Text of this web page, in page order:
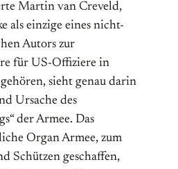
Martin van Creveld,
als einzige eines nicht-
Autors zur
für US-Offiziere in
sieht genau darin
Ursache des
der Armee. Das
Organ Armee, zum
Schützen geschaffen,